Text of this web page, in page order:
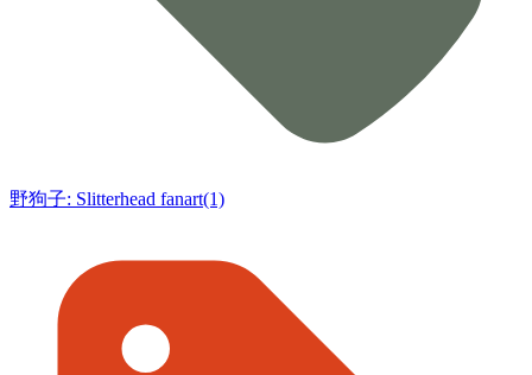
野狗子: Slitterhead fanart(1)